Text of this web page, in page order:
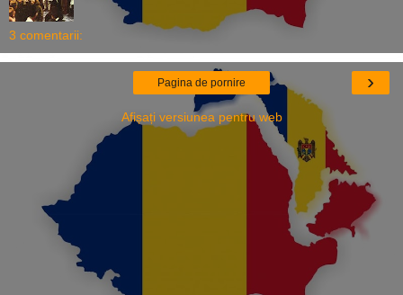
3 comentarii:
›
Pagina de pornire
Afișați versiunea pentru web